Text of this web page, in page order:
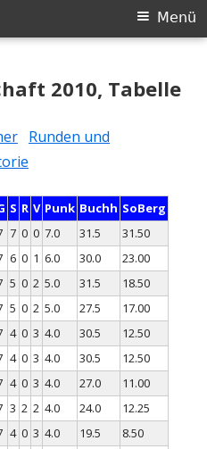
Menü
2010, Tabelle
Runden und
S R V Punk Buchh SoBerg
7 0 0 7.0 31.5
31.50
6 0 1 6.0 30.0
23.00
5 0 2 5.0 31.5
18.50
5 0 2 5.0 27.5
17.00
4 0 3 4.0 30.5
12.50
4 0 3 4.0 30.5
12.50
4 0 3 4.0 27.0
11.00
3 2 2 4.0 24.0
12.25
4 0 3 4.0 19.5
8.50